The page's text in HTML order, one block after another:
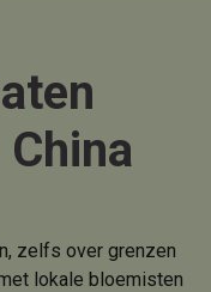
zelfs over grenzen
lokale bloemisten